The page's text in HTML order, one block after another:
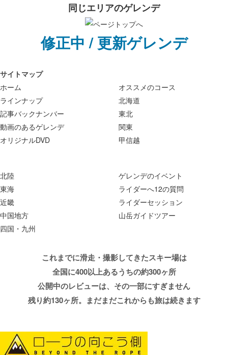
同じエリアのゲレンデ
修正中 / 更新ゲレンデ
サイトマップ
ホーム
ラインナップ
記事バックナンバー
動画のあるゲレンデ
オリジナルDVD
オススメのコース
北海道
東北
関東
甲信越
北陸
東海
近畿
中国地方
四国・九州
ゲレンデのイベント
ライダーへ12の質問
ライダーセッション
山岳ガイドツアー
これまでに滑走・撮影してきたスキー場は
全国に400以上あるうちの約300ヶ所
公開中のレビューは、その一部にすぎません
残り約130ヶ所。まだまだこれからも旅は続きます